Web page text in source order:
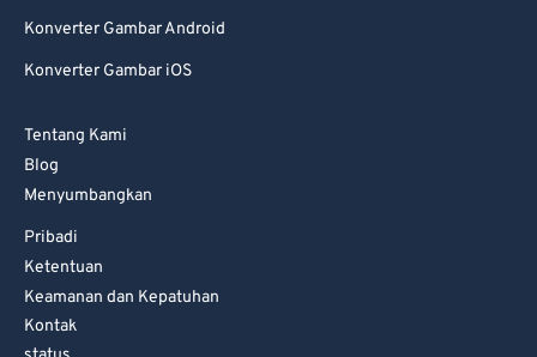
Konverter Gambar Android
Konverter Gambar iOS
Tentang Kami
Blog
Menyumbangkan
Pribadi
Ketentuan
Keamanan dan Kepatuhan
Kontak